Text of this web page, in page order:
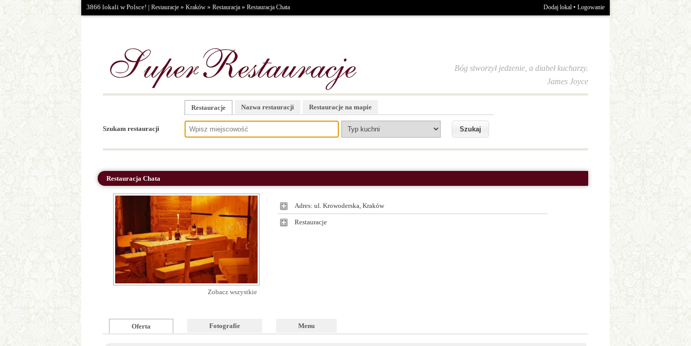
3866 lokali w Polsce! | Restauracje » Kraków » Restauracja » Restauracja Chata Dodaj lokal • Logowanie
Bóg stworzył jedzenie, a diabeł kucharzy.
James Joyce
Szukam restauracji
Restauracje Nazwa restauracji Restauracje na mapie
Restauracja Chata
Zobacz wszystkie
Adres: ul. Krowoderska, Kraków
Restauracje
Oferta Fotografie Menu